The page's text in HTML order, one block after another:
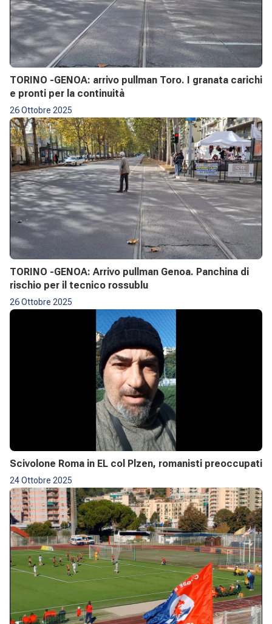
TORINO -GENOA: arrivo pullman Toro. I granata carichi
e pronti per la continuità
26 Ottobre 2025
TORINO -GENOA: Arrivo pullman Genoa. Panchina di
rischio per il tecnico rossublu
26 Ottobre 2025
Scivolone Roma in EL col Plzen, romanisti preoccupati
24 Ottobre 2025